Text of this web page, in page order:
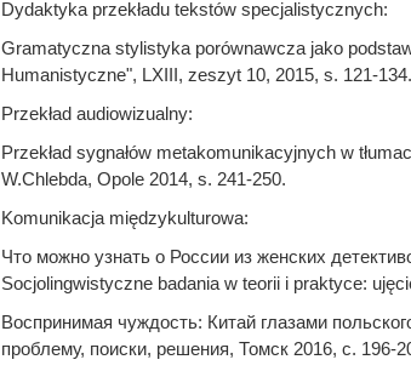
Dydaktyka przekładu tekstów specjalistycznych:
Gramatyczna stylistyka porównawcza jako
Humanistyczne", LXIII, zeszyt 10, 2015, s. 121-134.
Przekład audiowizualny:
Przekład sygnałów metakomunikacyjnych w
W.Chlebda, Opole 2014, s. 241-250.
Komunikacja międzykulturowa:
Что можно узнать о России из женских
Socjolingwistyczne badania w teorii i praktyce:
Воспринимая чуждость: Китай глазами
проблему, поиски, решения, Томск 2016, с. 196-